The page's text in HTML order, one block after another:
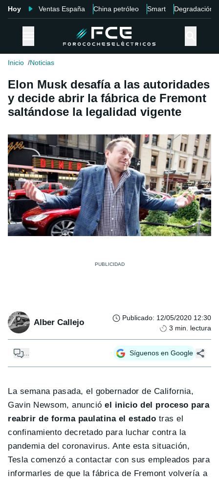
Hoy Ventas España China petróleo Smart Degradación
Inicio Noticias
Elon Musk desafía a las autoridades
y decide abrir la fábrica de Fremont
saltándose la legalidad vigente
Alber Callejo Publicado: 12/05/2020 12:30
3 min. lectura
... Síguenos en Google
La semana pasada, el gobernador de California,
Gavin Newsom, anuncióel inicio del proceso para
reabrir de forma paulatina el estado tras el
confinamiento decretado para luchar contra la
pandemia del coronavirus. Ante esta situación,
Tesla comenzó a contactar con sus empleados para
informarles de que la fábrica de Fremont volvería a